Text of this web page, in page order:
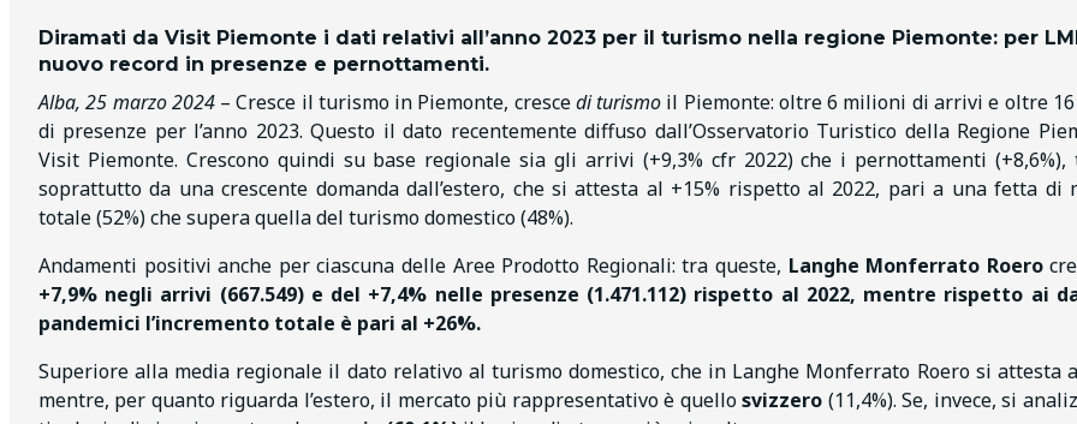
Diramati da Visit Piemonte i dati relativi all’anno 2023 per il turismo nella regione Piemonte: per
nuovo record in presenze e pernottamenti.
Alba, 25 marzo 2024– Cresce il turismo in Piemonte, crescedi turismo il Piemonte: oltre 6 milioni di arrivi e oltre
di presenze per l’anno 2023. Questo il dato recentemente diffuso dall’Osservatorio Turistico della Regione
Visit Piemonte. Crescono quindi su base regionale sia gli arrivi (+9,3% cfr 2022) che i pernottamenti
soprattutto da una crescente domanda dall’estero, che si attesta al +15% rispetto al 2022, pari a una fetta di
totale (52%) che supera quella del turismo domestico (48%).
Andamenti positivi anche per ciascuna delle Aree Prodotto Regionali: tra queste, Langhe Monferrato Roero
+7,9% negli arrivi (667.549) e del +7,4% nelle presenze (1.471.112) rispetto al 2022, mentre rispetto ai
pandemici l’incremento totale è pari al +26%.
Superiore alla media regionale il dato relativo al turismo domestico, che in Langhe Monferrato Roero si attesta
mentre, per quanto riguarda l’estero, il mercato più rappresentativo è quellosvizzero (11,4%). Se, invece, si